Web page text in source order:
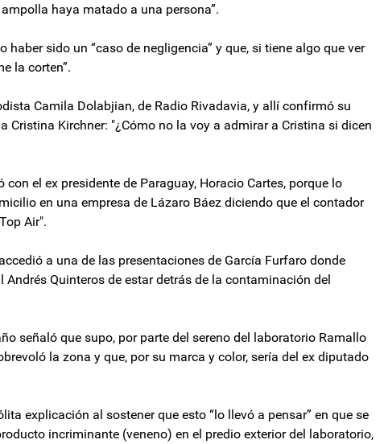
haya matado a una persona”.
haber sido un “caso de negligencia” y que, si tiene algo que ver
la corten”.
Camila Dolabjian, de Radio Rivadavia, y allí confirmó su
Cristina Kirchner: "¿Cómo no la voy a admirar a Cristina si dicen
el ex presidente de Paraguay, Horacio Cartes, porque lo
en una empresa de Lázaro Báez diciendo que el contador
Air".
a una de las presentaciones de García Furfaro donde
Quinteros de estar detrás de la contaminación del
señaló que supo, por parte del sereno del laboratorio Ramallo
la zona y que, por su marca y color, sería del ex diputado
explicación al sostener que esto “lo llevó a pensar” en que se
incriminante (veneno) en el predio exterior del laboratorio,